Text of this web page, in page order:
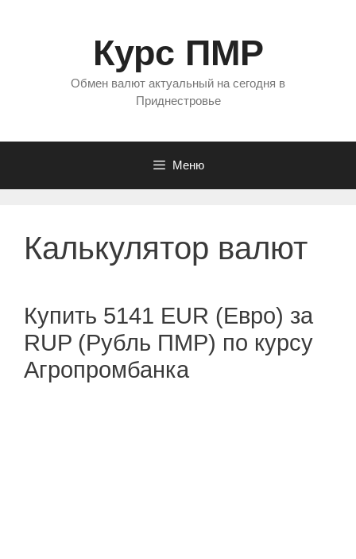
Курс ПМР
Обмен валют актуальный на сегодня в
Приднестровье
Меню
Калькулятор валют
Купить 5141 EUR (Евро) за
RUP (Рубль ПМР) по курсу
Агропромбанка